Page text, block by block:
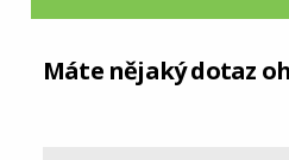
Máte nějaký dotaz